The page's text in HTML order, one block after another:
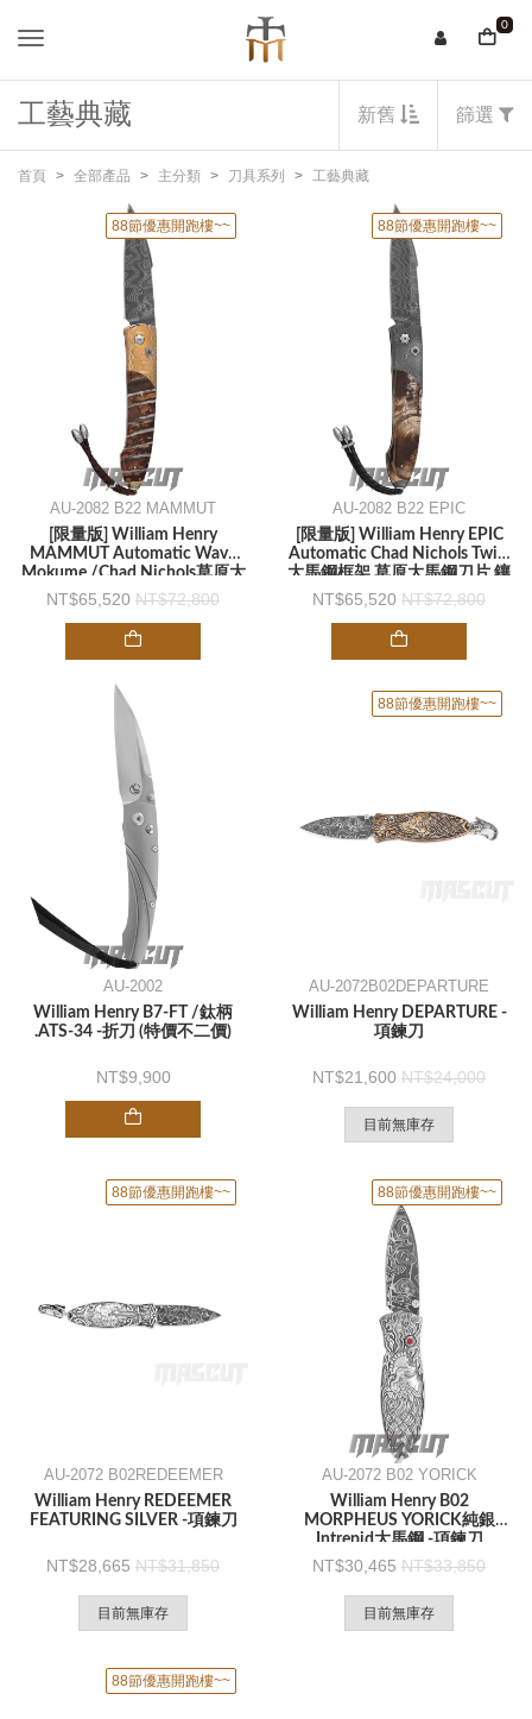
0
工藝典藏 新舊 篩選
首頁 全部產品 主分類 刀具系列 工藝典藏
88節優惠開跑樓~~
AU-2082 B22 MAMMUT
[限量版] William Henry
MAMMUT Automatic Wave
Mokume /Chad Nichols草原大
馬士革鋼 鑲嵌猛瑪象牙 -彈簧刀
65,520 72,800
88節優惠開跑樓~~
AU-2082 B22 EPIC
[限量版] William Henry EPIC
Automatic Chad Nichols Twist
大馬鋼框架 草原大馬鋼刀片 鑲
嵌猛瑪象牙 -彈簧刀
65,520 72,800
AU-2002
William Henry B7-FT /鈦柄
.ATS-34 -折刀 (特價不二價)
9,900
88節優惠開跑樓~~
AU-2072B02DEPARTURE
William Henry DEPARTURE -
項鍊刀
21,600 24,000
目前無庫存
88節優惠開跑樓~~
AU-2072 B02REDEEMER
William Henry REDEEMER
FEATURING SILVER -項鍊刀
28,665 31,850
目前無庫存
88節優惠開跑樓~~
AU-2072 B02 YORICK
William Henry B02
MORPHEUS YORICK純銀
Intrepid大馬鋼 -項鍊刀
30,465 33,850
目前無庫存
88節優惠開跑樓~~